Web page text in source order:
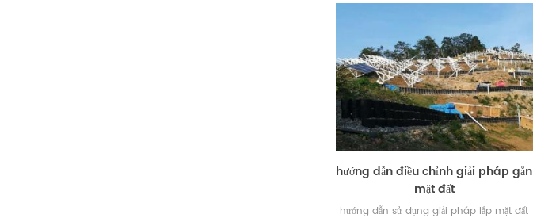
hướng dẫn điều chỉnh giải pháp gắn
mặt đất
hướng dẫn sử dụng giải pháp lắp mặt đất